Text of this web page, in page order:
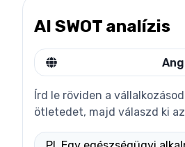
AI SWOT analízis
Írd le röviden a
ötletedet, majd válaszd ki